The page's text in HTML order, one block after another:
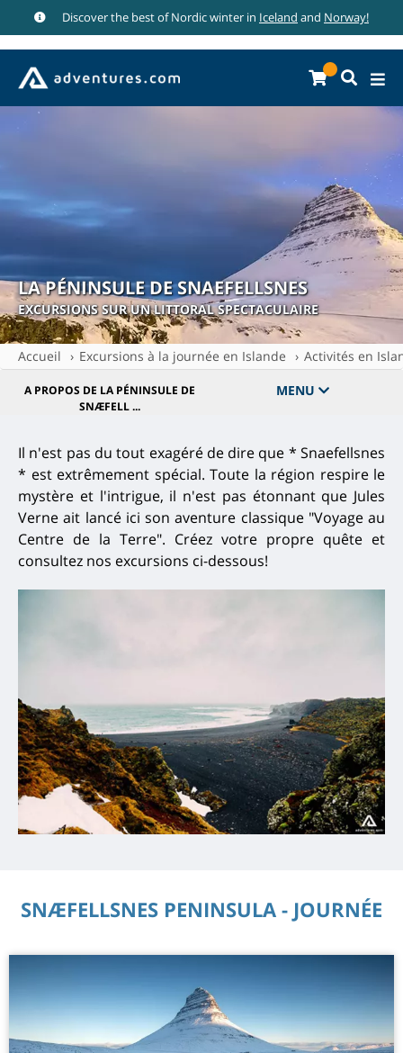
Discover the best of Nordic winter in Iceland and Norway!
LA PÉNINSULE DE SNAEFELLSNES
EXCURSIONS SUR UN LITTORAL SPECTACULAIRE
Accueil Excursions à la journée en Islande Activités en
A PROPOS DE LA PÉNINSULE DE
SNÆFELL ...
MENU
Il n'est pas du tout exagéré de dire que * Snaefellsnes
* est extrêmement spécial. Toute la région respire le
mystère et l'intrigue, il n'est pas étonnant que Jules
Verne ait lancé ici son aventure classique "Voyage au
Centre de la Terre". Créez votre propre quête et
consultez nos excursions ci-dessous!
SNÆFELLSNES PENINSULA - JOURNÉE